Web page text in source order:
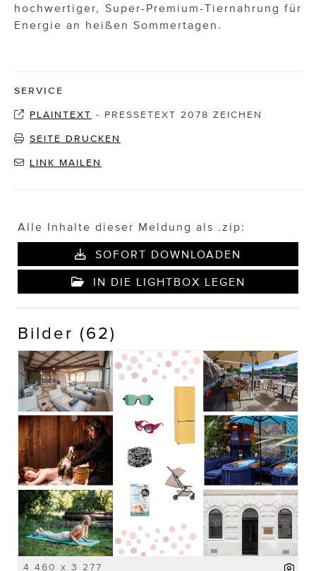
hochwertiger, Super-Premium-Tiernahrung für
Energie an heißen Sommertagen.
SERVICE
PLAINTEXT - PRESSETEXT 2078 ZEICHEN
SEITE DRUCKEN
LINK MAILEN
Alle Inhalte dieser Meldung als .zip:
SOFORT DOWNLOADEN
IN DIE LIGHTBOX LEGEN
Bilder (62)
4 460 x 3 277